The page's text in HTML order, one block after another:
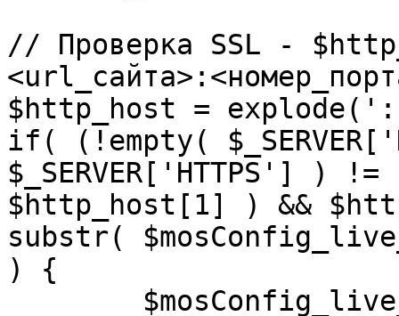
// Проверка SSL -
$http_host = explode(':',
if( (!empty(
$_SERVER['HTTPS']
$http_host[1] ) &&
substr(
) {